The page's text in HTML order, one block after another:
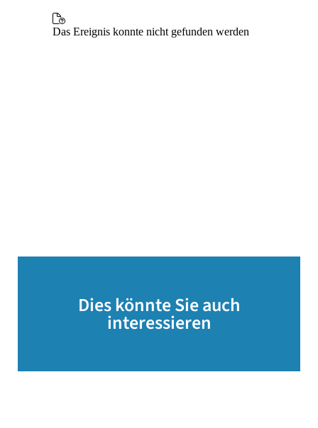
Dies könnte Sie auch
interessieren